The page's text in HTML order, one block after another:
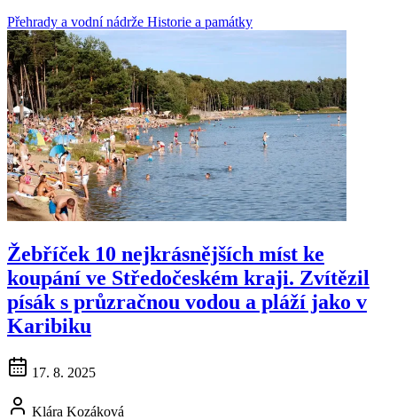
Přehrady a vodní nádrže Historie a památky
Žebříček 10 nejkrásnějších míst ke
koupání ve Středočeském kraji. Zvítězil
písák s průzračnou vodou a pláží jako v
Karibiku
17. 8. 2025
Klára Kozáková